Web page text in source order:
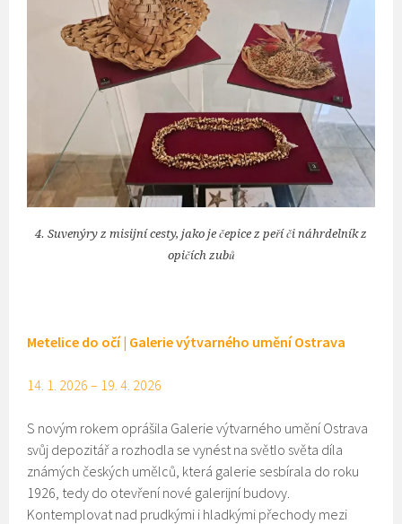
4. Suvenýry z misijní cesty, jako je čepice z peří či náhrdelník z
opičích zubů
Metelice do očí | Galerie výtvarného umění Ostrava
14. 1. 2026 – 19. 4. 2026
S novým rokem oprášila Galerie výtvarného umění Ostrava
svůj depozitář a rozhodla se vynést na světlo světa díla
známých českých umělců, která galerie sesbírala do roku
1926, tedy do otevření nové galerijní budovy.
Kontemplovat nad prudkými i hladkými přechody mezi